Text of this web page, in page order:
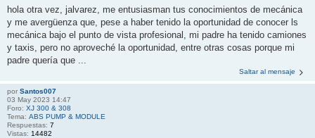
hola otra vez, jalvarez, me entusiasman tus conocimientos de mecánica
y me avergüenza que, pese a haber tenido la oportunidad de conocer ls
mecánica bajo el punto de vista profesional, mi padre ha tenido camiones
y taxis, pero no aproveché la oportunidad, entre otras cosas porque mi
padre quería que ...
Saltar al mensaje
por Santos007
03 May 2023 14:47
Foro: XJ 300 & 308
Tema: ABS PUMP & MODULE
Respuestas: 7
Vistas: 14482